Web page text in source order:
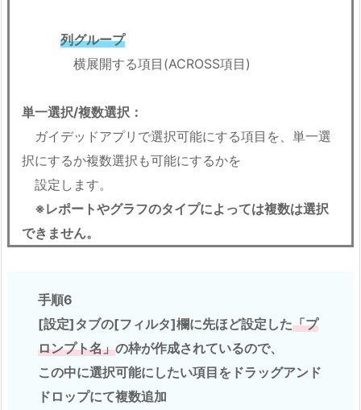
列グループ
横展開する項目(ACROSS項目)
単一選択/複数選択：
ガイデッドアプリで選択可能にする項目を、単一選
択にするか複数選択も可能にするかを
設定します。
※レポートやグラフのタイプによっては複数は選択
できません。
手順6
[設定]タブの[フィルタ]欄に先ほど設定した「プ
ロンプト名」の枠が作成されているので、
この中に選択可能にしたい項目をドラッグアンド
ドロップにて複数追加